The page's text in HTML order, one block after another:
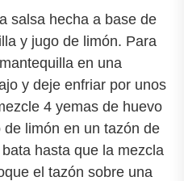
salsa hecha a base de
y jugo de limón. Para
en una
y deje enfriar por unos
4 yemas de huevo
limón en un tazón de
hasta que la mezcla
el tazón sobre una